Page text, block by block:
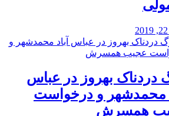
دردناک بهروز در عباس
محمدشهر و درخواست
همسرش